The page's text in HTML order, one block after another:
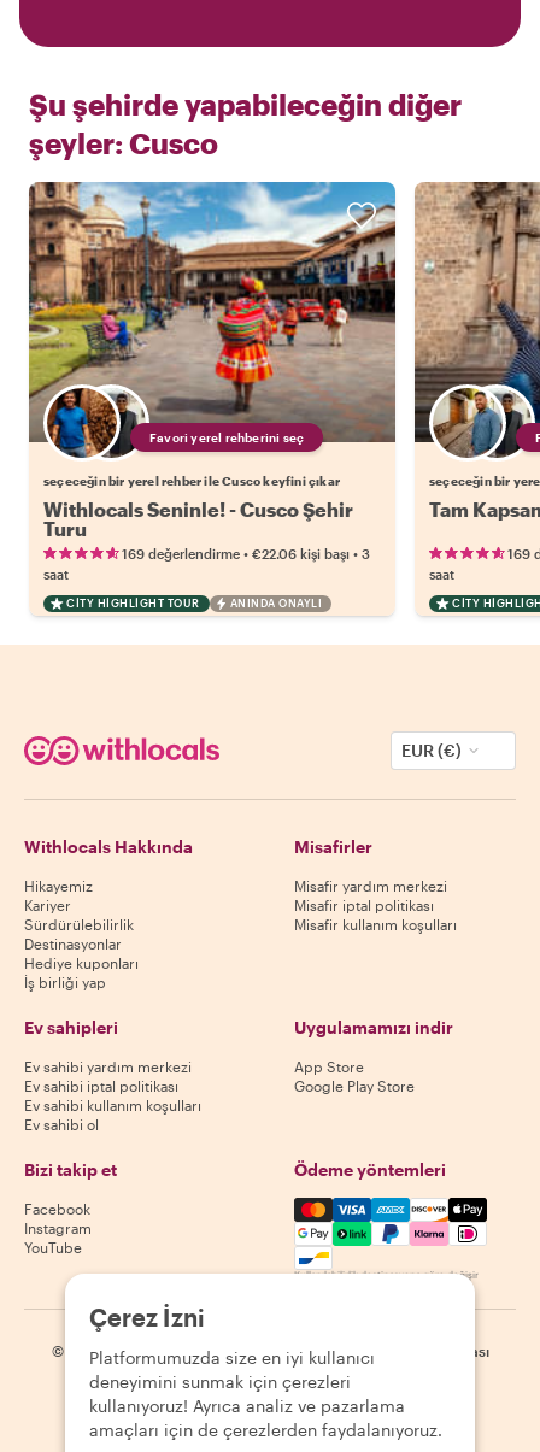
Şu şehirde yapabileceğin diğer
şeyler: Cusco
Favori yerel rehberini seç
seçeceğin bir yerel rehber ile Cusco keyfini çıkar
Withlocals Seninle! - Cusco Şehir
Turu
169 değerlendirme • €22.06 kişi başı • 3
saat
CITY HIGHLIGHT TOUR ANINDA ONAYLI
seçeceğin bir
Tam
169
saat
CITY
EUR (€)
Withlocals Hakkında
Hikayemiz
Kariyer
Sürdürülebilirlik
Destinasyonlar
Hediye kuponları
İş birliği yap
Misafirler
Misafir yardım merkezi
Misafir iptal politikası
Misafir kullanım koşulları
Ev sahipleri
Ev sahibi yardım merkezi
Ev sahibi iptal politikası
Ev sahibi kullanım koşulları
Ev sahibi ol
Uygulamamızı indir
App Store
Google Play Store
Bizi takip et
Facebook
Instagram
YouTube
Ödeme yöntemleri
Mastercard, Visa, Amex,
Kullanılabilirlik destinasyona göre değişir
© 2026 Withlocals.com Gizlilik Politikası | Site haritası
Çerez İzni
Platformumuzda size en iyi kullanıcı
deneyimini sunmak için çerezleri
kullanıyoruz! Ayrıca analiz ve pazarlama
amaçları için de çerezlerden faydalanıyoruz.